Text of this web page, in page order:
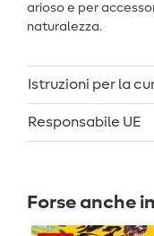
arioso e per
naturalezza.
Istruzioni per la
Responsabile UE
Forse anche